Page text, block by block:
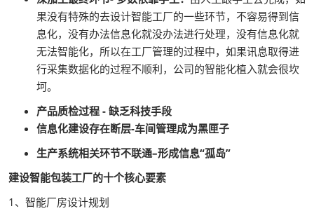
果没有特殊的去设计智能工厂的一些环节，不容易得到信
息化，没有办法信息化就没办法进行处理，没有信息化就
无法智能化，所以在工厂管理的过程中，如果讯息取得进
行采集数据化的过程不顺利，公司的智能化植入就会很坎
坷。
产品质检过程 - 缺乏科技手段
信息化建设存在断层-车间管理成为黑匣子
生产系统相关环节不联通–形成信息“孤岛”
建设智能包装工厂的十个核心要素
1、智能厂房设计规划